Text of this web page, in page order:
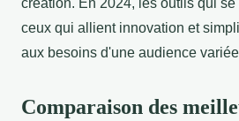
création. En 2024, les outils qui
ceux qui allient innovation et
aux besoins d'une audience
Comparaison des